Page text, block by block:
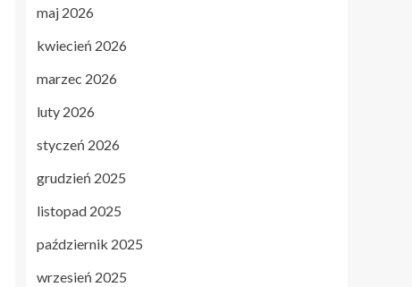
maj 2026
kwiecień 2026
marzec 2026
luty 2026
styczeń 2026
grudzień 2025
listopad 2025
październik 2025
wrzesień 2025